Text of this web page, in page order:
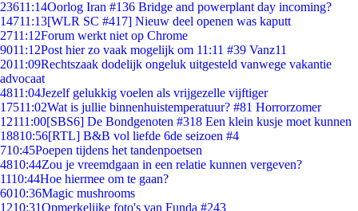
23611:14Oorlog Iran #136 Bridge and powerplant day incoming?
14711:13[WLR SC #417] Nieuw deel openen was kaputt
2711:12Forum werkt niet op Chrome
9011:12Post hier zo vaak mogelijk om 11:11 #39 Vanz11
2011:09Rechtszaak dodelijk ongeluk uitgesteld vanwege vakantie
advocaat
4811:04Jezelf gelukkig voelen als vrijgezelle vijftiger
17511:02Wat is jullie binnenhuistemperatuur? #81 Horrorzomer
12111:00[SBS6] De Bondgenoten #318 Een klein kusje moet kunnen
18810:56[RTL] B&B vol liefde 6de seizoen #4
710:45Poepen tijdens het tandenpoetsen
4810:44Zou je vreemdgaan in een relatie kunnen vergeven?
1110:44Hoe hiermee om te gaan?
6010:36Magic mushrooms
1210:31Opmerkelijke foto's van Funda #243